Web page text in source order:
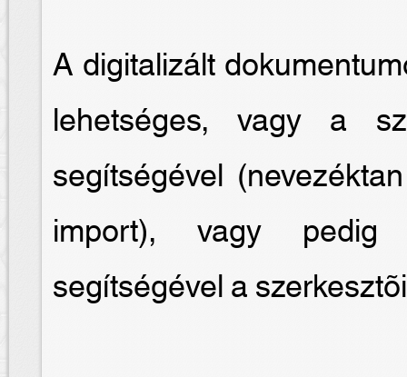
A digitalizált
lehetséges, vagy a
segítségével
import), vagy
segítségével a